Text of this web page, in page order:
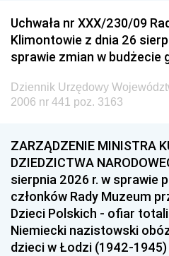
Uchwała nr XXX/230/09
Klimontowie z dnia 26
sprawie zmian w budżecie
Dziennik Urzędowy
2006 nr 441 poz. 3163
ZARZĄDZENIE MINISTRA
DZIEDZICTWA
sierpnia 2026 r. w sprawie
członków Rady Muzeum
Dzieci Polskich - ofiar
Niemiecki nazistowski
dzieci w Łodzi (1942-1945)